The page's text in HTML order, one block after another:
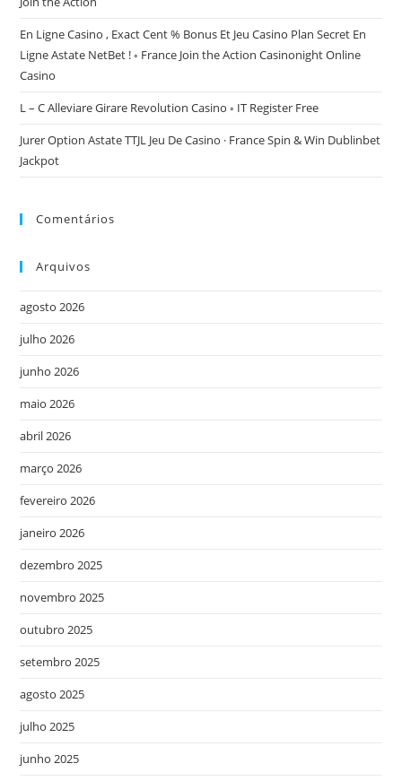
En Ligne Casino , Exact Cent % Bonus Et Jeu Casino Plan Secret En
Ligne Astate NetBet ! ◦ France Join the Action Casinonight Online
Casino
L – C Alleviare Girare Revolution Casino ◦ IT Register Free
Jurer Option Astate TTJL Jeu De Casino · France Spin & Win Dublinbet
Jackpot
Comentários
Arquivos
agosto 2026
julho 2026
junho 2026
maio 2026
abril 2026
março 2026
fevereiro 2026
janeiro 2026
dezembro 2025
novembro 2025
outubro 2025
setembro 2025
agosto 2025
julho 2025
junho 2025